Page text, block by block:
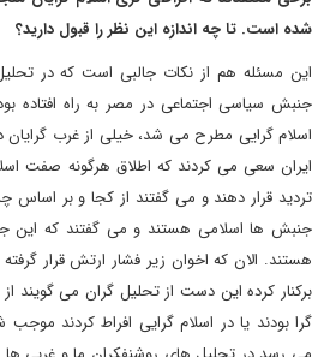
شده است. تا چه اندازه این نظر را قبول دارید؟
این مسئله هم از نکات جالبی است که در
جنبش سیاسی اجتماعی در مصر به راه افتاده
اسلام گرایی مطرح می شد، خیلی از غرب گرایان
ایران سعی می کردند که اطلاق هرگونه صفت
تردید قرار دهند و می گفتند از کجا و بر اساس
جنبش ها اسلامی هستند و می گفتند که این
هستند. الان که اخوان زیر فشار ارتش قرار
برکنار کرده این دست از تحلیل گران می گویند
گرا بودند یا در اسلام گرایی افراط کردند